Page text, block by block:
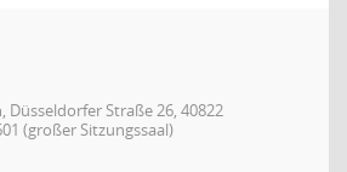
Straße 26, 40822
(großer Sitzungssaal)